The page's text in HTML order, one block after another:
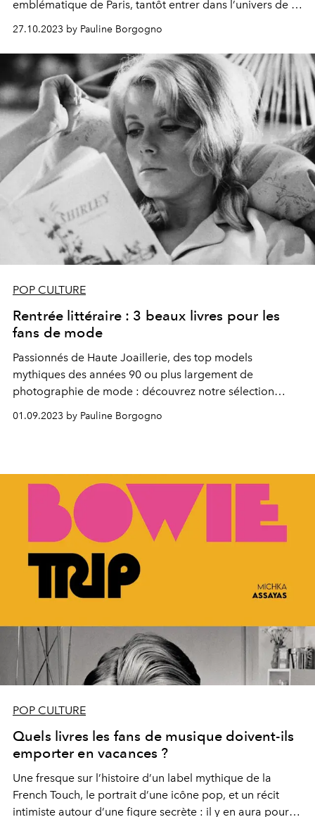
emblématique de Paris, tantôt entrer dans l’univers de la
célébrissime poupée Barbie.
27.10.2023 by Pauline Borgogno
POP CULTURE
Rentrée littéraire : 3 beaux livres pour les
fans de mode
Passionnés de Haute Joaillerie, des top models
mythiques des années 90 ou plus largement de
photographie de mode : découvrez notre sélection
d’ouvrages d’exception à s’offrir ce mois-ci.
01.09.2023 by Pauline Borgogno
POP CULTURE
Quels livres les fans de musique doivent-ils
emporter en vacances ?
Une fresque sur l’histoire d’un label mythique de la
French Touch, le portrait d’une icône pop, et un récit
intimiste autour d’une figure secrète : il y en aura pour